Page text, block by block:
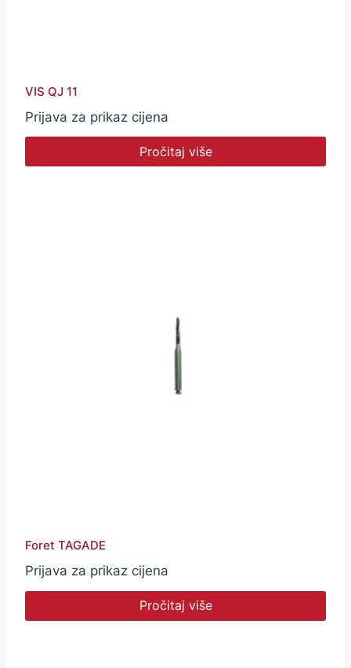
VIS QJ 11
Prijava za prikaz cijena
Pročitaj više
Foret TAGADE
Prijava za prikaz cijena
Pročitaj više